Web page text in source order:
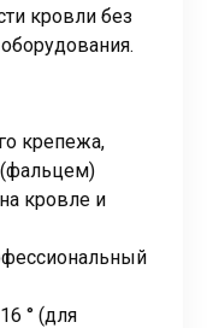
кровли без
крепежа,
кровле и
° (для